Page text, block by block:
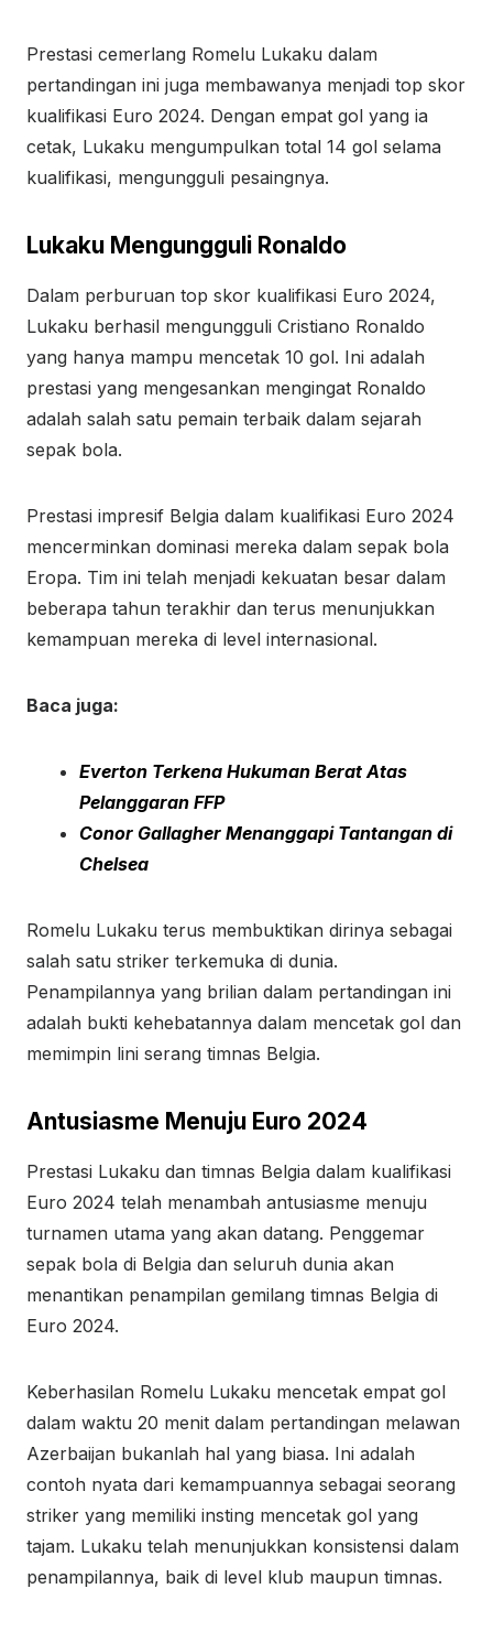
Prestasi cemerlang Romelu Lukaku dalam
pertandingan ini juga membawanya menjadi top skor
kualifikasi Euro 2024. Dengan empat gol yang ia
cetak, Lukaku mengumpulkan total 14 gol selama
kualifikasi, mengungguli pesaingnya.
Lukaku Mengungguli Ronaldo
Dalam perburuan top skor kualifikasi Euro 2024,
Lukaku berhasil mengungguli Cristiano Ronaldo
yang hanya mampu mencetak 10 gol. Ini adalah
prestasi yang mengesankan mengingat Ronaldo
adalah salah satu pemain terbaik dalam sejarah
sepak bola.
Prestasi impresif Belgia dalam kualifikasi Euro 2024
mencerminkan dominasi mereka dalam sepak bola
Eropa. Tim ini telah menjadi kekuatan besar dalam
beberapa tahun terakhir dan terus menunjukkan
kemampuan mereka di level internasional.
Baca juga:
Everton Terkena Hukuman Berat Atas
Pelanggaran FFP
Conor Gallagher Menanggapi Tantangan di
Chelsea
Romelu Lukaku terus membuktikan dirinya sebagai
salah satu striker terkemuka di dunia.
Penampilannya yang brilian dalam pertandingan ini
adalah bukti kehebatannya dalam mencetak gol dan
memimpin lini serang timnas Belgia.
Antusiasme Menuju Euro 2024
Prestasi Lukaku dan timnas Belgia dalam kualifikasi
Euro 2024 telah menambah antusiasme menuju
turnamen utama yang akan datang. Penggemar
sepak bola di Belgia dan seluruh dunia akan
menantikan penampilan gemilang timnas Belgia di
Euro 2024.
Keberhasilan Romelu Lukaku mencetak empat gol
dalam waktu 20 menit dalam pertandingan melawan
Azerbaijan bukanlah hal yang biasa. Ini adalah
contoh nyata dari kemampuannya sebagai seorang
striker yang memiliki insting mencetak gol yang
tajam. Lukaku telah menunjukkan konsistensi dalam
penampilannya, baik di level klub maupun timnas.